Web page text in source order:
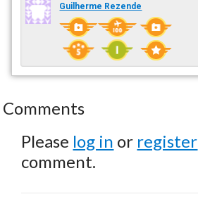
Guilherme Rezende
Comments
Please log in or register
comment.